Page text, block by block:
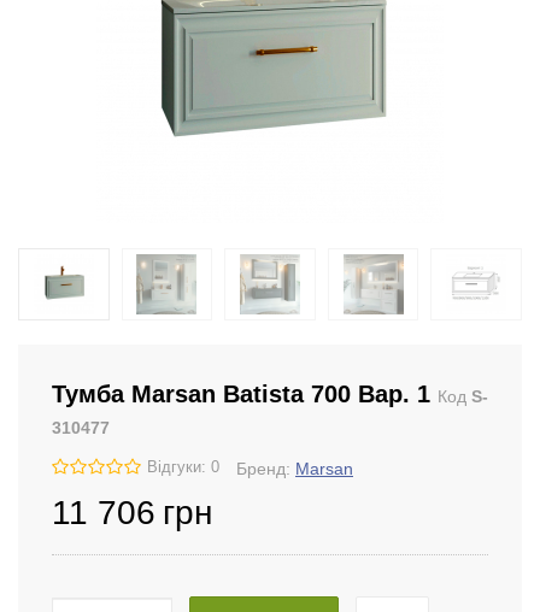
Тумба Marsan Batista 700 Вар. 1 Код S-
310477
Відгуки: 0 Бренд: Marsan
11 706 грн